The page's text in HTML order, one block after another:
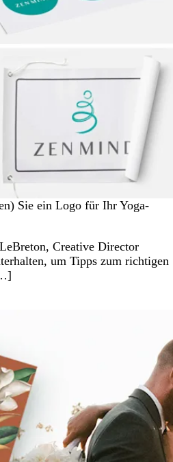
Sie ein Logo für Ihr Yoga-
Creative Director
um Tipps zum richtigen